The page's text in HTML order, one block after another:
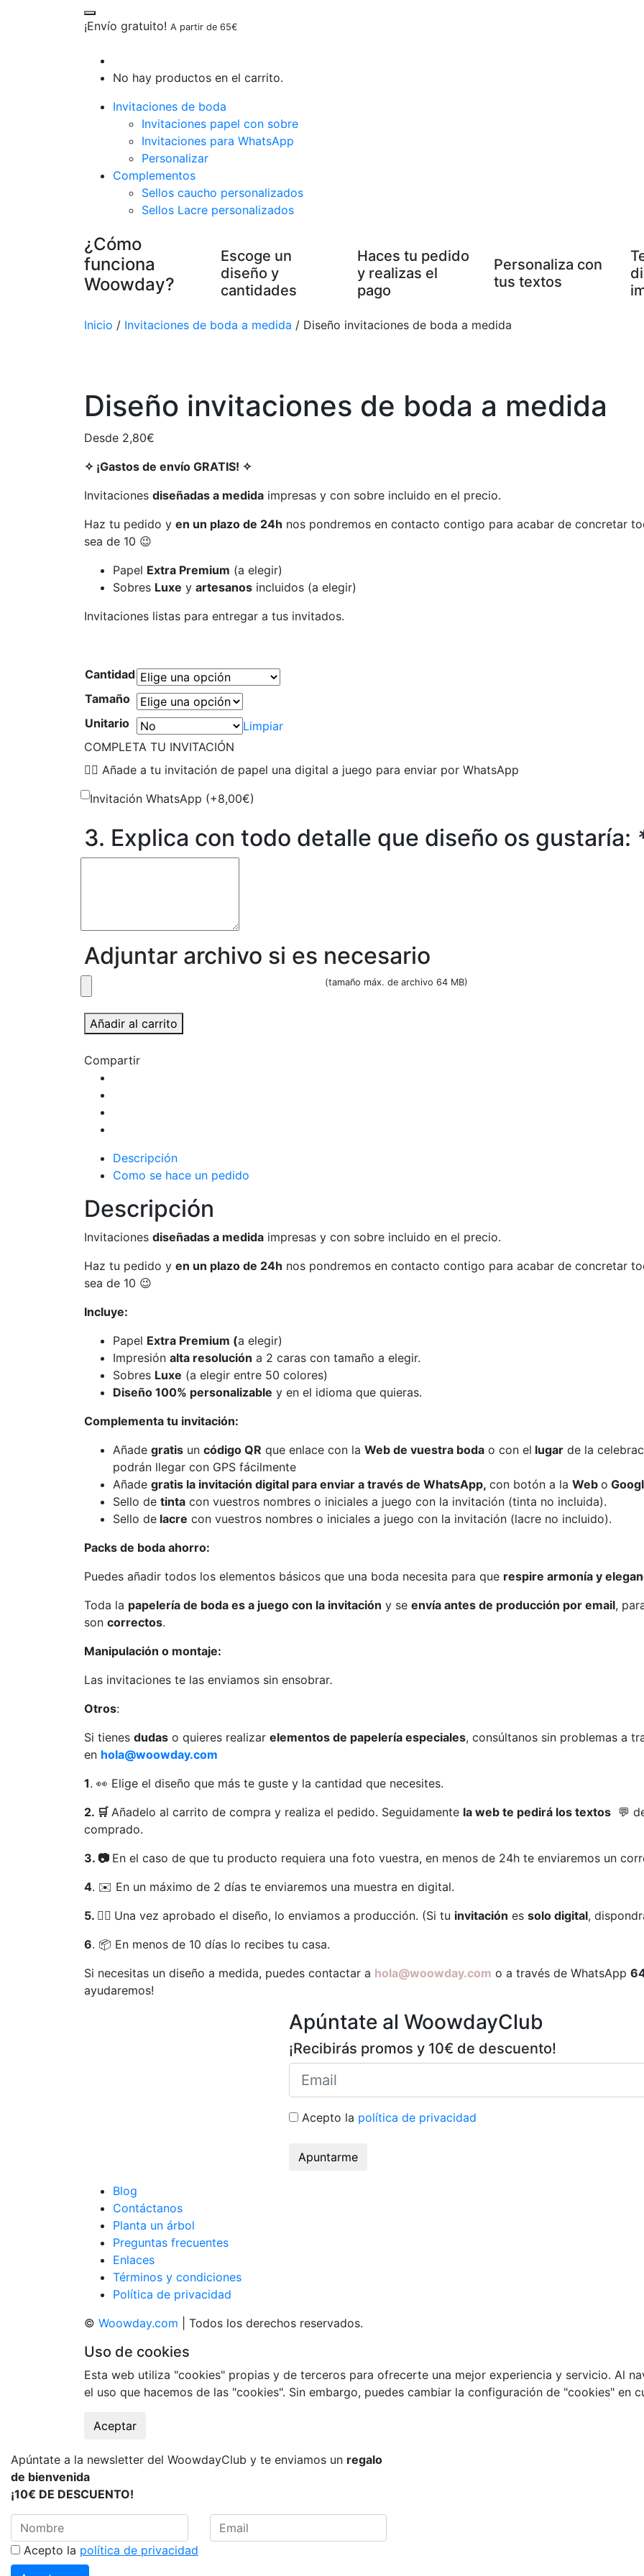
¡Envío gratuito! A partir de 65€
No hay productos en el carrito.
Invitaciones de boda
Invitaciones papel con sobre
Invitaciones para WhatsApp
Personalizar
Complementos
Sellos caucho personalizados
Sellos Lacre personalizados
¿Cómo
funciona
Woowday?
Escoge un
diseño y
cantidades
Haces tu pedido
y realizas el
pago
Personaliza con
tus textos
Inicio / Invitaciones de boda a medida / Diseño invitaciones de boda a medida
Diseño invitaciones de boda a medida
Desde 2,80€
✧ ¡Gastos de envío GRATIS! ✧
Invitaciones diseñadas a medida impresas y con sobre incluido en el precio.
Haz tu pedido y en un plazo de 24h nos pondremos en contacto contigo para acabar de concretar
sea de 10 😉
Papel Extra Premium (a elegir)
Sobres Luxe y artesanos incluidos (a elegir)
Invitaciones listas para entregar a tus invitados.
Cantidad
Tamaño
Unitario
Limpiar
COMPLETA TU INVITACIÓN
👉🏻 Añade a tu invitación de papel una digital a juego para enviar por WhatsApp
Invitación WhatsApp (+8,00€)
3. Explica con todo detalle que diseño os gustaría:
Adjuntar archivo si es necesario
(tamaño máx. de archivo 64 MB)
Diseño
invitaciones
de
boda
Añadir al carrito
Compartir
Descripción
Como se hace un pedido
Descripción
Invitaciones diseñadas a medida impresas y con sobre incluido en el precio.
Haz tu pedido y en un plazo de 24h nos pondremos en contacto contigo para acabar de concretar
sea de 10 😉
Incluye:
Papel Extra Premium (a elegir)
Impresión alta resolución a 2 caras con tamaño a elegir.
Sobres Luxe (a elegir entre 50 colores)
Diseño 100% personalizable y en el idioma que quieras.
Complementa tu invitación:
Añade gratis un código QR que enlace con la Web de vuestra boda o con el lugar de la
podrán llegar con GPS fácilmente
Añade gratis la invitación digital para enviar a través de WhatsApp, con botón a la Web o
Sello de tinta con vuestros nombres o iniciales a juego con la invitación (tinta no incluida).
Sello de lacre con vuestros nombres o iniciales a juego con la invitación (lacre no incluido).
Packs de boda ahorro:
Puedes añadir todos los elementos básicos que una boda necesita para que respire armonía y
Toda la papelería de boda es a juego con la invitación y se envía antes de producción por email,
son correctos.
Manipulación o montaje:
Las invitaciones te las enviamos sin ensobrar.
Otros:
Si tienes dudas o quieres realizar elementos de papelería especiales, consúltanos sin problemas a
en hola@woowday.com
1. 👀 Elige el diseño que más te guste y la cantidad que necesites.
2. 🛒 Añadelo al carrito de compra y realiza el pedido. Seguidamente la web te pedirá los textos 💬
comprado.
3. 📷 En el caso de que tu producto requiera una foto vuestra, en menos de 24h te enviaremos un
4. ✉️ En un máximo de 2 días te enviaremos una muestra en digital.
5. 👍🏻 Una vez aprobado el diseño, lo enviamos a producción. (Si tu invitación es solo digital,
6. 📦 En menos de 10 días lo recibes tu casa.
Si necesitas un diseño a medida, puedes contactar a hola@woowday.com o a través de WhatsApp
ayudaremos!
Apúntate al WoowdayClub
¡Recibirás promos y 10€ de descuento!
Acepto la política de privacidad
Apuntarme
Blog
Contáctanos
Planta un árbol
Preguntas frecuentes
Enlaces
Términos y condiciones
Política de privacidad
© Woowday.com | Todos los derechos reservados.
Uso de cookies
Esta web utiliza "cookies" propias y de terceros para ofrecerte una mejor experiencia y servicio. Al
el uso que hacemos de las "cookies". Sin embargo, puedes cambiar la configuración de "cookies" en
Aceptar
Apúntate a la newsletter del WoowdayClub y te enviamos un regalo
de bienvenida
¡10€ DE DESCUENTO!
Acepto la política de privacidad